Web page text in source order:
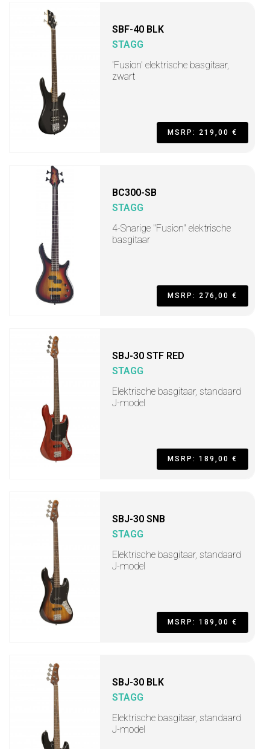
SBF-40 BLK
STAGG
'Fusion' elektrische basgitaar,
zwart
MSRP: 219,00 €
BC300-SB
STAGG
4-Snarige "Fusion" elektrische
basgitaar
MSRP: 276,00 €
SBJ-30 STF RED
STAGG
Elektrische basgitaar, standaard
J-model
MSRP: 189,00 €
SBJ-30 SNB
STAGG
Elektrische basgitaar, standaard
J-model
MSRP: 189,00 €
SBJ-30 BLK
STAGG
Elektrische basgitaar, standaard
J-model